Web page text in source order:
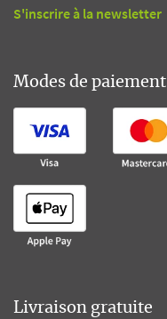
S'inscrire à la newsletter
Modes de paiement
Livraison gratuite